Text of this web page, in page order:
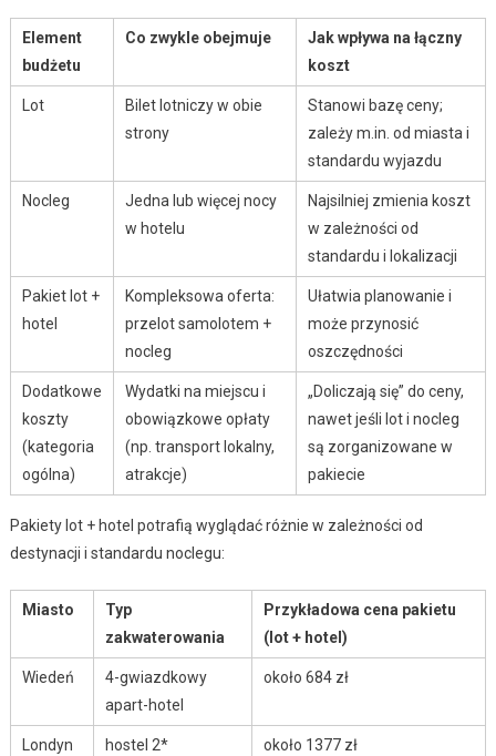
Element
budżetu
Co zwykle obejmuje
Jak wpływa na łączny
koszt
Lot
Bilet lotniczy w obie
strony
Stanowi bazę ceny;
zależy m.in. od miasta i
standardu wyjazdu
Nocleg
Jedna lub więcej nocy
w hotelu
Najsilniej zmienia koszt
w zależności od
standardu i lokalizacji
Pakiet lot +
hotel
Kompleksowa oferta:
przelot samolotem +
nocleg
Ułatwia planowanie i
może przynosić
oszczędności
Dodatkowe
koszty
(kategoria
ogólna)
Wydatki na miejscu i
obowiązkowe opłaty
(np. transport lokalny,
atrakcje)
„Doliczają się” do ceny,
nawet jeśli lot i nocleg
są zorganizowane w
pakiecie
Pakiety lot + hotel potrafią wyglądać różnie w zależności od
destynacji i standardu noclegu:
Miasto
Typ
zakwaterowania
Przykładowa cena pakietu
(lot + hotel)
Wiedeń
4-gwiazdkowy
apart-hotel
około 684 zł
Londyn hostel 2* około 1377 zł